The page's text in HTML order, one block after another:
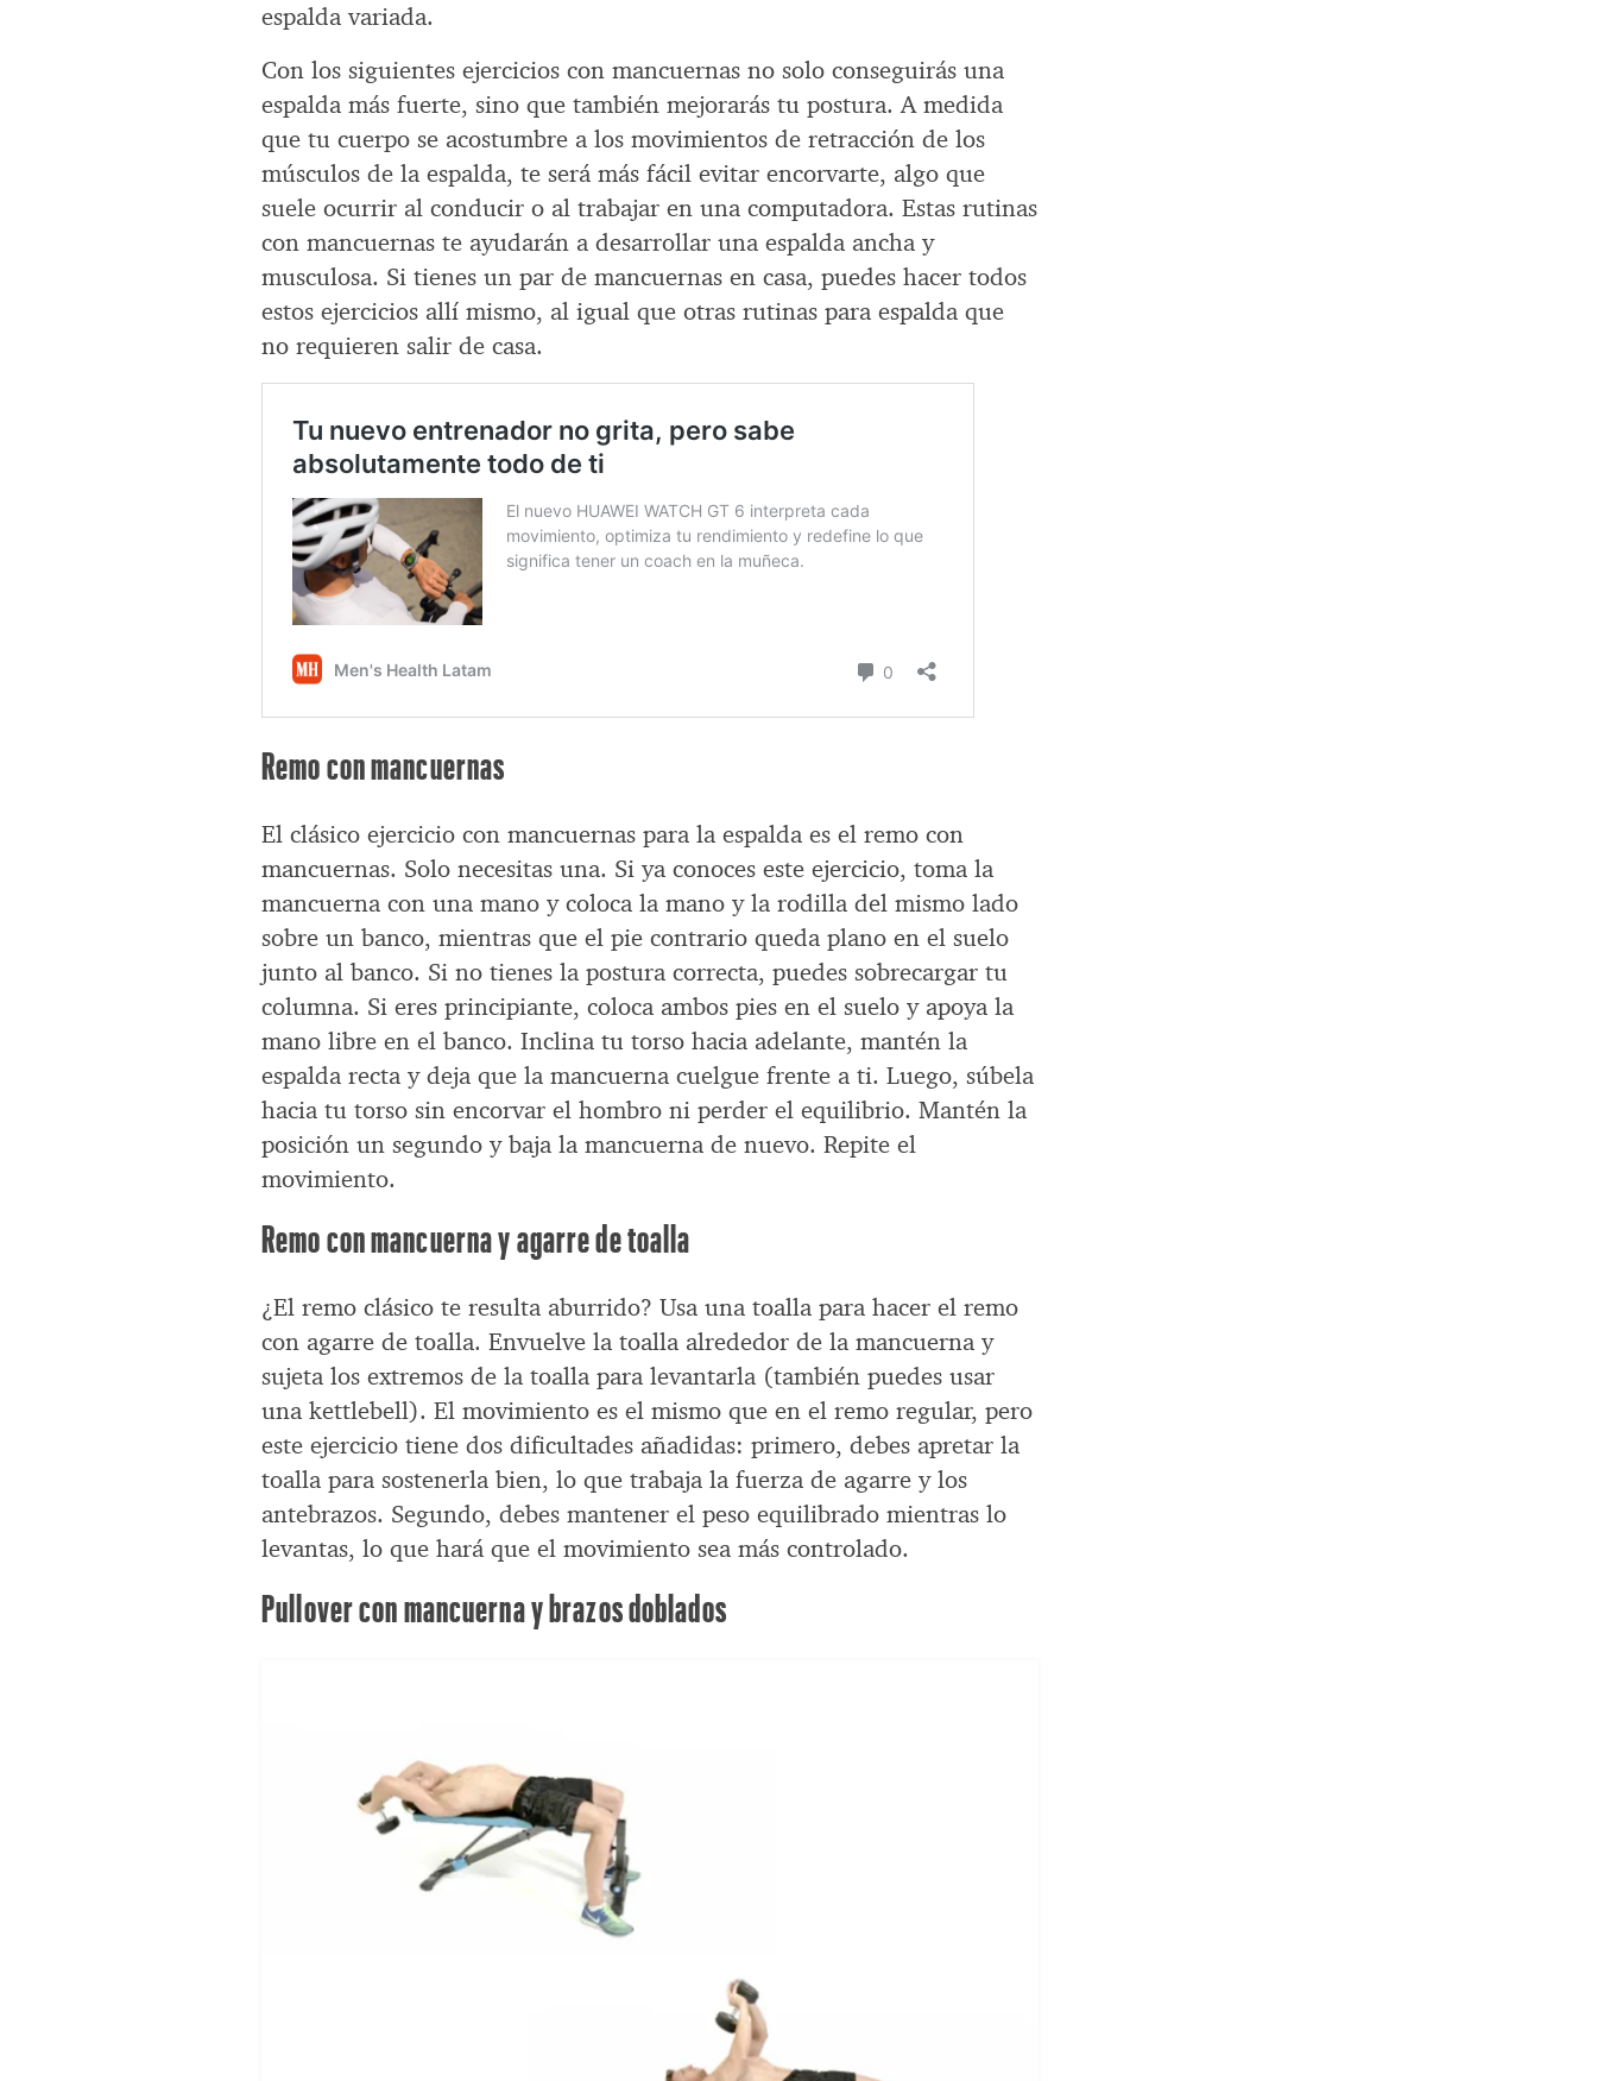
espalda variada.
Con los siguientes ejercicios con mancuernas no solo conseguirás una
espalda más fuerte, sino que también mejorarás tu postura. A medida
que tu cuerpo se acostumbre a los movimientos de retracción de los
músculos de la espalda, te será más fácil evitar encorvarte, algo que
suele ocurrir al conducir o al trabajar en una computadora. Estas rutinas
con mancuernas te ayudarán a desarrollar una espalda ancha y
musculosa. Si tienes un par de mancuernas en casa, puedes hacer todos
estos ejercicios allí mismo, al igual que otras rutinas para espalda que
no requieren salir de casa.
Remo con mancuernas
El clásico ejercicio con mancuernas para la espalda es el remo con
mancuernas. Solo necesitas una. Si ya conoces este ejercicio, toma la
mancuerna con una mano y coloca la mano y la rodilla del mismo lado
sobre un banco, mientras que el pie contrario queda plano en el suelo
junto al banco. Si no tienes la postura correcta, puedes sobrecargar tu
columna. Si eres principiante, coloca ambos pies en el suelo y apoya la
mano libre en el banco. Inclina tu torso hacia adelante, mantén la
espalda recta y deja que la mancuerna cuelgue frente a ti. Luego, súbela
hacia tu torso sin encorvar el hombro ni perder el equilibrio. Mantén la
posición un segundo y baja la mancuerna de nuevo. Repite el
movimiento.
Remo con mancuerna y agarre de toalla
¿El remo clásico te resulta aburrido? Usa una toalla para hacer el remo
con agarre de toalla. Envuelve la toalla alrededor de la mancuerna y
sujeta los extremos de la toalla para levantarla (también puedes usar
una kettlebell). El movimiento es el mismo que en el remo regular, pero
este ejercicio tiene dos dificultades añadidas: primero, debes apretar la
toalla para sostenerla bien, lo que trabaja la fuerza de agarre y los
antebrazos. Segundo, debes mantener el peso equilibrado mientras lo
levantas, lo que hará que el movimiento sea más controlado.
Pullover con mancuerna y brazos doblados